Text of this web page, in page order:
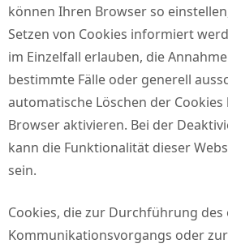
können Ihren Browser so
Setzen von Cookies informiert
im Einzelfall erlauben, die
bestimmte Fälle oder generell
automatische Löschen der Cookies
Browser aktivieren. Bei der
kann die Funktionalität dieser
sein.
Cookies, die zur Durchführung
Kommunikationsvorgangs oder